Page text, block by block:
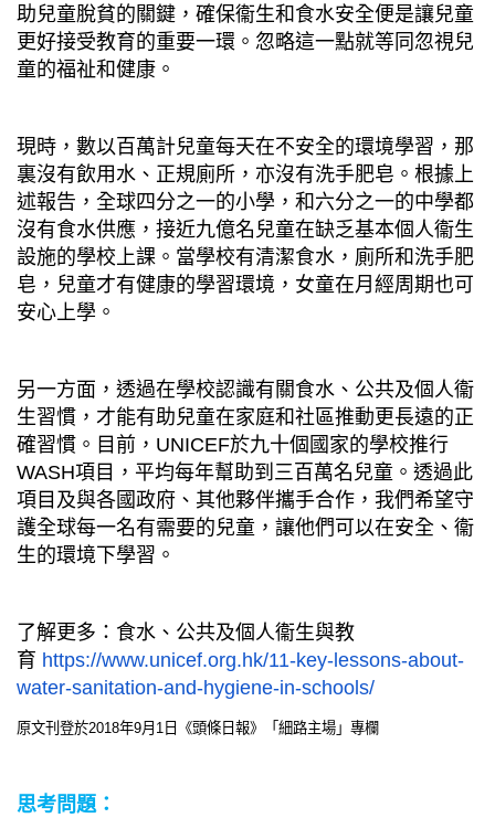
助兒童脫貧的關鍵，確保衞生和食水安全便是讓兒童
更好接受教育的重要一環。忽略這一點就等同忽視兒
童的福祉和健康。
現時，數以百萬計兒童每天在不安全的環境學習，那
裏沒有飲用水、正規廁所，亦沒有洗手肥皂。根據上
述報告，全球四分之一的小學，和六分之一的中學都
沒有食水供應，接近九億名兒童在缺乏基本個人衞生
設施的學校上課。當學校有清潔食水，廁所和洗手肥
皂，兒童才有健康的學習環境，女童在月經周期也可
安心上學。
另一方面，透過在學校認識有關食水、公共及個人衞
生習慣，才能有助兒童在家庭和社區推動更長遠的正
確習慣。目前， UNICEF於九十個國家的學校推行
WASH項目，平均每年幫助到三百萬名兒童。透過此
項目及與各國政府、其他夥伴攜手合作，我們希望守
護全球每一名有需要的兒童，讓他們可以在安全、衞
生的環境下學習。
了解更多：食水、公共及個人衞生與教
育 https://www.unicef.org.hk/11-key-lessons-about-
water-sanitation-and-hygiene-in-schools/
原文刊登於2018年9月 1 日《頭條日報》 「細路主場」專欄
思考問題：